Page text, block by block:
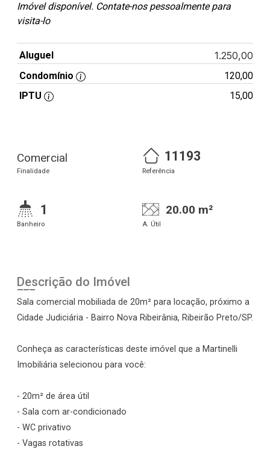
Imóvel disponível. Contate-nos pessoalmente para
visita-lo
Aluguel 1.250,00
Condomínio
120,00
IPTU
15,00
Comercial
Finalidade
11193
Referência
1
Banheiro
20.00 m²
A. Útil
Descrição do Imóvel
Sala comercial mobiliada de 20m² para locação, próximo a
Cidade Judiciária - Bairro Nova Ribeirânia, Ribeirão Preto/SP.
Conheça as características deste imóvel que a Martinelli
Imobiliária selecionou para você:
- 20m² de área útil
- Sala com ar-condicionado
- WC privativo
- Vagas rotativas